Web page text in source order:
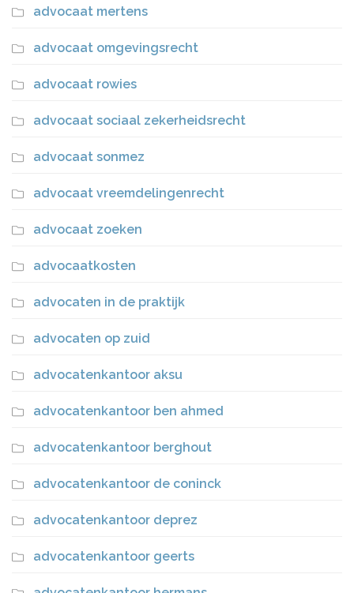
advocaat mertens
advocaat omgevingsrecht
advocaat rowies
advocaat sociaal zekerheidsrecht
advocaat sonmez
advocaat vreemdelingenrecht
advocaat zoeken
advocaatkosten
advocaten in de praktijk
advocaten op zuid
advocatenkantoor aksu
advocatenkantoor ben ahmed
advocatenkantoor berghout
advocatenkantoor de coninck
advocatenkantoor deprez
advocatenkantoor geerts